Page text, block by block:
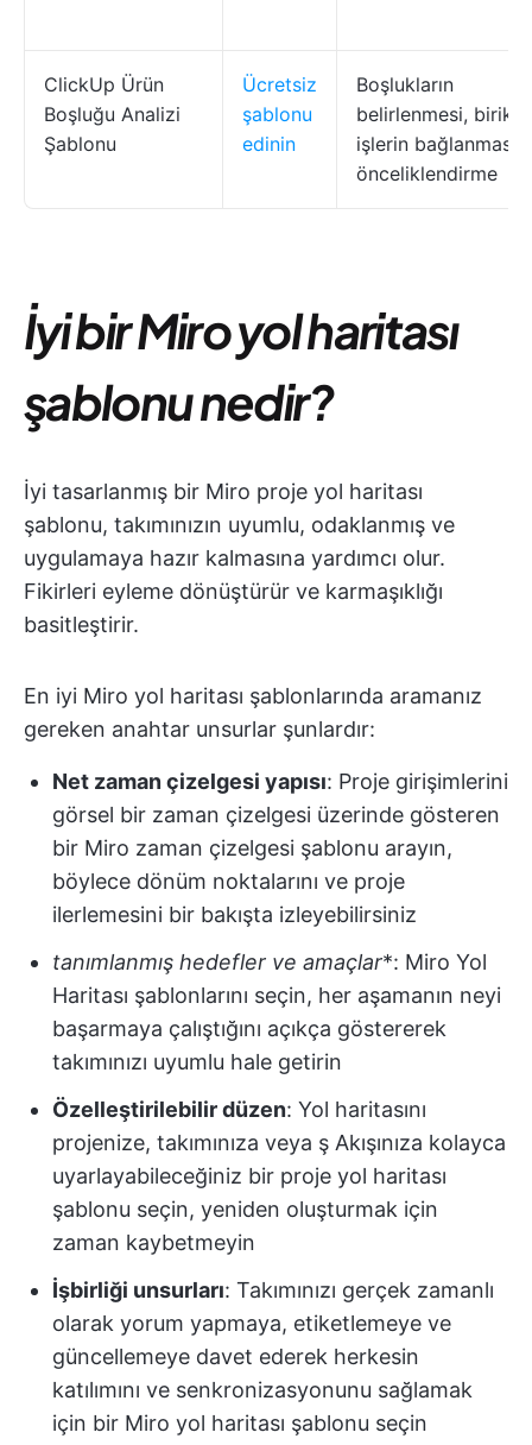
ClickUp Ürün
Boşluğu Analizi
Şablonu
Ücretsiz
şablonu
edinin
Boşlukların
belirlenmesi,
işlerin bağlanması,
önceliklendirme
İyi bir Miro yol haritası
şablonu nedir?
İyi tasarlanmış bir Miro proje yol haritası
şablonu, takımınızın uyumlu, odaklanmış ve
uygulamaya hazır kalmasına yardımcı olur.
Fikirleri eyleme dönüştürür ve karmaşıklığı
basitleştirir.
En iyi Miro yol haritası şablonlarında aramanız
gereken anahtar unsurlar şunlardır:
Net zaman çizelgesi yapısı: Proje girişimlerini
görsel bir zaman çizelgesi üzerinde gösteren
bir Miro zaman çizelgesi şablonu arayın,
böylece dönüm noktalarını ve proje
ilerlemesini bir bakışta izleyebilirsiniz
tanımlanmış hedefler ve amaçlar*: Miro Yol
Haritası şablonlarını seçin, her aşamanın neyi
başarmaya çalıştığını açıkça göstererek
takımınızı uyumlu hale getirin
Özelleştirilebilir düzen: Yol haritasını
projenize, takımınıza veya ş Akışınıza kolayca
uyarlayabileceğiniz bir proje yol haritası
şablonu seçin, yeniden oluşturmak için
zaman kaybetmeyin
İşbirliği unsurları: Takımınızı gerçek zamanlı
olarak yorum yapmaya, etiketlemeye ve
güncellemeye davet ederek herkesin
katılımını ve senkronizasyonunu sağlamak
için bir Miro yol haritası şablonu seçin